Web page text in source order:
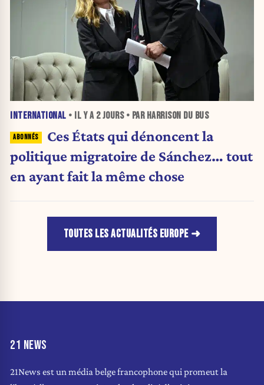
INTERNATIONAL • IL Y A 2 JOURS• PAR HARRISON DU BUS
Ces États qui dénoncent la
politique migratoire de Sánchez… tout
en ayant fait la même chose
TOUTES LES ACTUALITÉS EUROPE
21 NEWS
21News est un média belge francophone qui promeut la